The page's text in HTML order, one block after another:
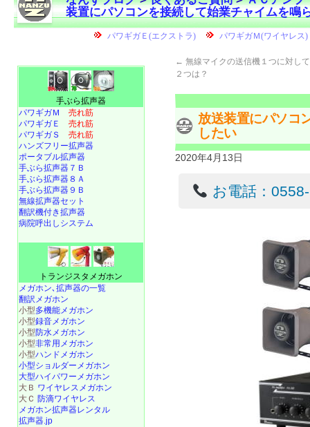
装置にパソコンを接続して始業チャイムを鳴
← 無線マイクの送信機１つに対し
２つは？
放送装置にパソコ
したい
2020年4月13日
お電話：
手ぶら拡声器
パワギガＭ 売れ筋
パワギガＥ 売れ筋
パワギガＳ 売れ筋
ハンズフリー拡声器
ポータブル拡声器
手ぶら拡声器７Ｂ
手ぶら拡声器８Ａ
手ぶら拡声器９Ｂ
無線拡声器セット
翻訳機付き拡声器
病院呼出しシステム
トランジスタメガホン
メガホン､拡声器の一覧
翻訳メガホン
小型多機能メガホン
小型録音メガホン
小型防水メガホン
小型非常用メガホン
小型ハンドメガホン
小型ショルダーメガホン
大型ハイパワーメガホン
大Ｂ ワイヤレスメガホン
大Ｃ 防滴ワイヤレス
メガホン拡声器レンタル
拡声器.jp